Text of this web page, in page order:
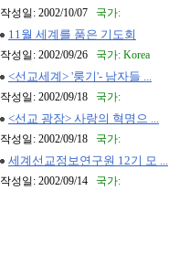
작성일: 2002/10/07 국가:
11월 세계를 품은 기도회
작성일: 2002/09/26 국가: Korea
<선교세계> '룽기'- 남자들 ...
작성일: 2002/09/18 국가:
<선교 광장> 사랑의 혁명으 ...
작성일: 2002/09/18 국가:
세계선교정보연구원 12기 모 ...
작성일: 2002/09/14 국가: